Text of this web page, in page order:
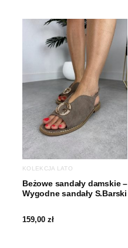
KOLEKCJA LATO
Beżowe sandały damskie –
Wygodne sandały S.Barski
159,00 zł